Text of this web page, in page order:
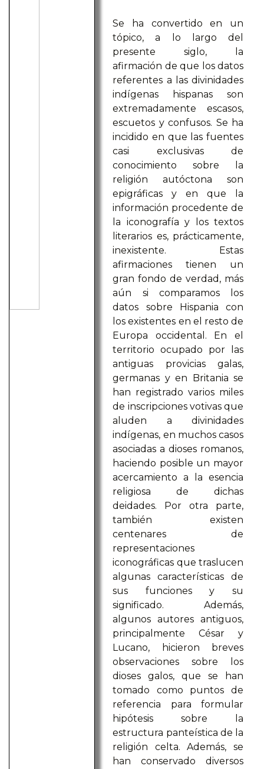
Se ha convertido en un
tópico, a lo largo del
presente siglo, la
afirmación de que los datos
referentes a las divinidades
indígenas hispanas son
extremadamente escasos,
escuetos y confusos. Se ha
incidido en que las fuentes
casi exclusivas de
conocimiento sobre la
religión autóctona son
epigráficas y en que la
información procedente de
la iconografía y los textos
literarios es, prácticamente,
inexistente. Estas
afirmaciones tienen un
gran fondo de verdad, más
aún si comparamos los
datos sobre Hispania con
los existentes en el resto de
Europa occidental. En el
territorio ocupado por las
antiguas provicias galas,
germanas y en Britania se
han registrado varios miles
de inscripciones votivas que
aluden a divinidades
indígenas, en muchos casos
asociadas a dioses romanos,
haciendo posible un mayor
acercamiento a la esencia
religiosa de dichas
deidades. Por otra parte,
también existen
centenares de
representaciones
iconográficas que traslucen
algunas características de
sus funciones y su
significado. Además,
algunos autores antiguos,
principalmente César y
Lucano, hicieron breves
observaciones sobre los
dioses galos, que se han
tomado como puntos de
referencia para formular
hipótesis sobre la
estructura panteística de la
religión celta. Además, se
han conservado diversos